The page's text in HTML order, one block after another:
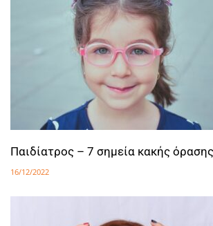
Παιδίατρος – 7 σημεία κακής
16/12/2022